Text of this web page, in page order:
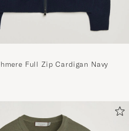
Full Zip Cardigan Navy